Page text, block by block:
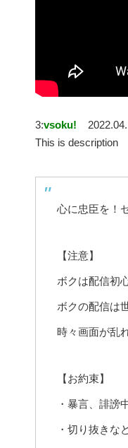
3:vsoku!
This is description
心に忠臣を！
【注意】
ボクは配信初
ボクの配信は
時々画面が乱
【お約束】
・暴言、誹謗
・切り抜きな